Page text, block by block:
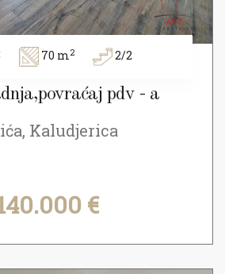
70 m2 2/2
pdv - a
Kaludjerica
€